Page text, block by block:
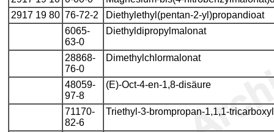
2917 19 80 76-72-2
Diethylethyl(pentan-2-yl)propandioat
6065-
63-0
Diethyldipropylmalonat
28868-
76-0
Dimethylchlormalonat
48059-
97-8
(E)-Oct-4-en-1,8-disäure
71170-
82-6
Triethyl-3-brompropan-1,1,1-